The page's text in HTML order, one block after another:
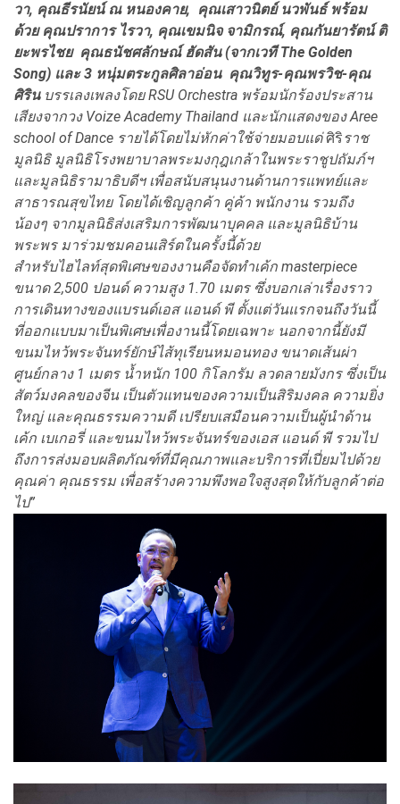
วา, คุณธีรนัยน์ ณ หนองคาย, คุณเสาวนิตย์ นวพันธ์ พร้อม
ด้วย คุณปราการ ไรวา, คุณเขมนิจ จามิกรณ์, คุณกันยารัตน์ ติ
ยะพรไชย คุณธนัชศลักษณ์ ฮัดสัน (จากเวที The Golden
Song) และ 3 หนุ่มตระกูลศิลาอ่อน คุณวิทูร-คุณพรวิช-คุณ
ศิริน บรรเลงเพลงโดยRSU Orchestra พร้อมนักร้องประสาน
เสียงจากวง Voize Academy Thailand และนักแสดงของAree
school of Dance รายได้โดยไม่หักค่าใช้จ่ายมอบแด่ ศิริราช
มูลนิธิ มูลนิธิโรงพยาบาลพระมงกุฎเกล้าในพระราชูปถัมภ์ฯ
และมูลนิธิรามาธิบดีฯ เพื่อสนับสนุนงานด้านการแพทย์และ
สาธารณสุขไทย โดยได้เชิญลูกค้า คู่ค้า พนักงาน รวมถึง
น้องๆ จากมูลนิธิส่งเสริมการพัฒนาบุคคล และมูลนิธิบ้าน
พระพร มาร่วมชมคอนเสิร์ตในครั้งนี้ด้วย
สำหรับไฮไลท์สุดพิเศษของงานคือจัดทำเค้ก masterpiece
ขนาด2,500 ปอนด์ ความสูง 1.70 เมตร ซึ่งบอกเล่าเรื่องราว
การเดินทางของแบรนด์เอส แอนด์ พี ตั้งแต่วันแรกจนถึงวันนี้
ที่ออกแบบมาเป็นพิเศษเพื่องานนี้โดยเฉพาะ นอกจากนี้ยังมี
ขนมไหว้พระจันทร์ยักษ์ไส้ทุเรียนหมอนทอง ขนาดเส้นผ่า
ศูนย์กลาง 1 เมตร น้ำหนัก 100 กิโลกรัม ลวดลายมังกร ซึ่งเป็น
สัตว์มงคลของจีน เป็นตัวแทนของความเป็นสิริมงคล ความยิ่ง
ใหญ่ และคุณธรรมความดี เปรียบเสมือนความเป็นผู้นำด้าน
เค้ก เบเกอรี่ และขนมไหว้พระจันทร์ของเอส แอนด์ พี รวมไป
ถึงการส่งมอบผลิตภัณฑ์ที่มีคุณภาพและบริการที่เปี่ยมไปด้วย
คุณค่า คุณธรรม เพื่อสร้างความพึงพอใจสูงสุดให้กับลูกค้าต่อ
ไป”